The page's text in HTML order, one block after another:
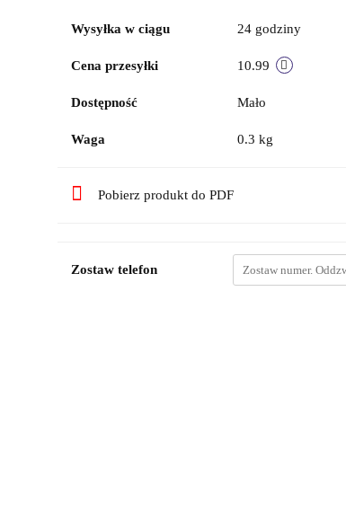
Wysyłka w ciągu 24 godziny
Cena przesyłki 10.99
Dostępność Mało
Waga 0.3 kg
Pobierz produkt do PDF
Zostaw telefon